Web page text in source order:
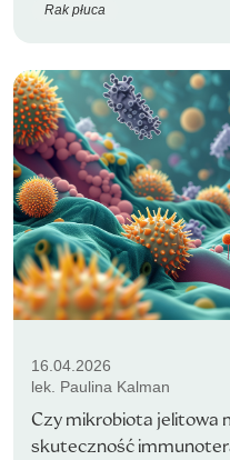
Rak płuca
16.04.2026
lek. Paulina Kalman
Czy mikrobiota jelitowa
skuteczność